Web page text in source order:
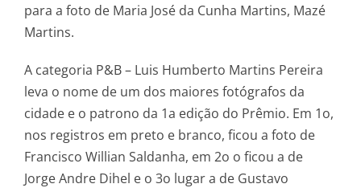
para a foto de Maria José da Cunha Martins, Mazé
Martins.
A categoria P&B – Luis Humberto Martins Pereira
leva o nome de um dos maiores fotógrafos da
cidade e o patrono da 1a edição do Prêmio. Em 1o,
nos registros em preto e branco, ficou a foto de
Francisco Willian Saldanha, em 2o o ficou a de
Jorge Andre Dihel e o 3o lugar a de Gustavo